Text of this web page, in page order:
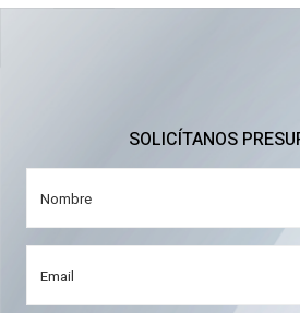
SOLICÍTANOS